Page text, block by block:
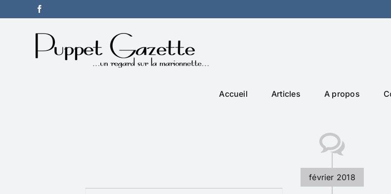
au
Accueil Articles A propos
février 2018